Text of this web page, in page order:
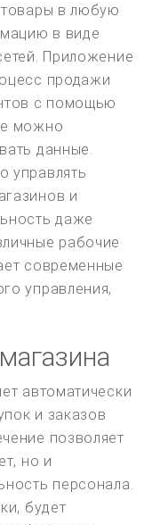
товары в любую
в виде
Приложение
продажи
с помощью
можно
данные.
управлять
и
даже
рабочие
современные
управления,
автоматически
и заказов
позволяет
но и
персонала.
будет